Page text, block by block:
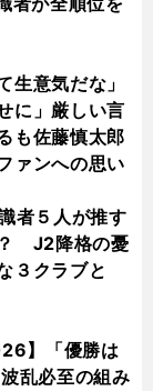
生意気だな」
に」厳しい言
も佐藤慎太郎
ァンへの思い
者５人が推す
J2降格の憂
３クラブと
】「優勝は
乱必至の組み